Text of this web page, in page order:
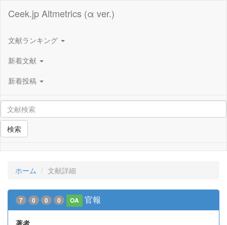
Ceek.jp Altmetrics (α ver.)
文献ランキング
新着文献
新着投稿
検索
ホーム 文献詳細
7 0 0 0 OA 官報
著者